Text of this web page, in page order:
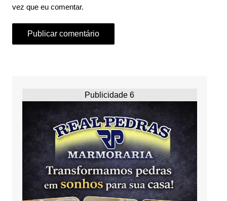
vez que eu comentar.
Publicidade 6